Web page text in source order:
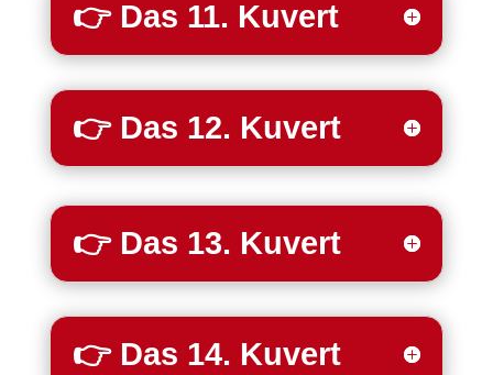
👉 Das 11. Kuvert
👉 Das 12. Kuvert
👉 Das 13. Kuvert
👉 Das 14. Kuvert